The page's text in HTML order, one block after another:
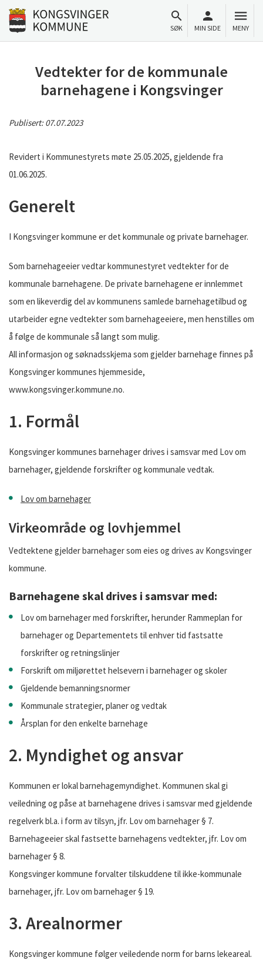
Til innhold
Gå til forsiden
SØK MIN SIDE MENY
Vedtekter for de kommunale
barnehagene i Kongsvinger
Publisert:07.07.2023
Revidert i Kommunestyrets møte 25.05.2025, gjeldende fra
01.06.2025.
Generelt
I Kongsvinger kommune er det kommunale og private barnehager.
Som barnehageeier vedtar kommunestyret vedtekter for de
kommunale barnehagene. De private barnehagene er innlemmet
som en likeverdig del av kommunens samlede barnehagetilbud og
utarbeider egne vedtekter som barnehageeiere, men henstilles om
å følge de kommunale så langt som mulig.
All informasjon og søknadsskjema som gjelder barnehage finnes på
Kongsvinger kommunes hjemmeside,
www.kongsvinger.kommune.no.
1. Formål
Kongsvinger kommunes barnehager drives i samsvar med Lov om
barnehager, gjeldende forskrifter og kommunale vedtak.
Lov om barnehager
Virkeområde og lovhjemmel
Vedtektene gjelder barnehager som eies og drives av Kongsvinger
kommune.
Barnehagene skal drives i samsvar med:
Lov om barnehager med forskrifter, herunder Rammeplan for
barnehager og Departementets til enhver tid fastsatte
forskrifter og retningslinjer
Forskrift om miljørettet helsevern i barnehager og skoler
Gjeldende bemanningsnormer
Kommunale strategier, planer og vedtak
Årsplan for den enkelte barnehage
2. Myndighet og ansvar
Kommunen er lokal barnehagemyndighet. Kommunen skal gi
veiledning og påse at barnehagene drives i samsvar med gjeldende
regelverk bl.a. i form av tilsyn, jfr. Lov om barnehager § 7.
Barnehageeier skal fastsette barnehagens vedtekter, jfr. Lov om
barnehager § 8.
Kongsvinger kommune forvalter tilskuddene til ikke-kommunale
barnehager, jfr. Lov om barnehager § 19.
3. Arealnormer
Kongsvinger kommune følger veiledende norm for barns lekeareal.